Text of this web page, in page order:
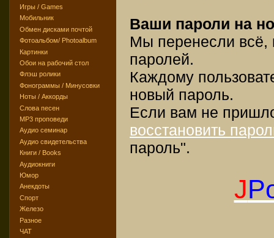
Игры / Games
Мобильник
Обмен дисками почтой
Фотоальбом/ Photoalbum
Картинки
Обои на рабочий стол
Флэш ролики
Фонограммы / Минусовки
Ноты / Аккорды
Слова песен
MP3 проповеди
Аудио семинар
Аудио свидетельства
Книги / Books
Аудиокниги
Юмор
Анекдоты
Спорт
Железо
Разное
ЧАТ
Ваши пароли на
Мы перенесли всё,
паролей.
Каждому
новый пароль.
Если вам не
восстановить
пароль".
J